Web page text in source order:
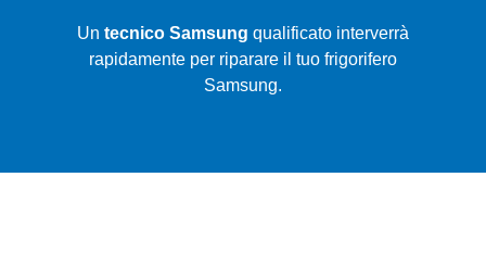
Un tecnico Samsung qualificato interverrà
rapidamente per riparare il tuo frigorifero
Samsung.